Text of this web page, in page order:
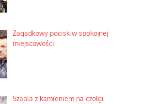
Zagadkowy pocisk w spokojnej
miejscowości
Szabla z kamieniem na czołgi